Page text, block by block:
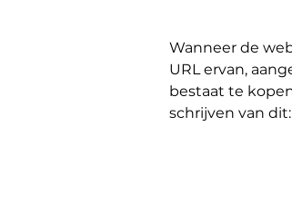
Wanneer de
URL ervan,
bestaat te
schrijven van dit: